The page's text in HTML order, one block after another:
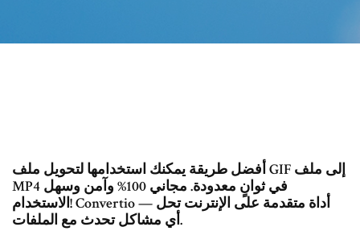
أفضل طريقة يمكنك استخدامها لتحويل ملف GIF إلى ملف
MP4 في ثوانٍ معدودة. مجاني 100% وآمن وسهل
الاستخدام! Convertio — أداة متقدمة على الإنترنت تحل
أي مشاكل تحدث مع الملفات.